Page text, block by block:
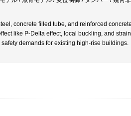
concrete filled tube, and reinforced
like P-Delta effect, local buckling, and
demands for existing high-rise buildings.